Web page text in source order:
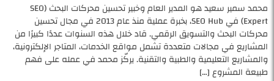
محمد سمير سعيد هو المدير العام وخبير تحسين محركات البحث (SEO
Expert) في SEO Hub، بخبرة عملية منذ عام 2013 في مجال تحسين
محركات البحث والتسويق الرقمي. قاد خلال هذه السنوات عددًا كبيرًا من
المشاريع في مجالات متعددة تشمل مواقع الخدمات، المتاجر الإلكترونية،
والمشاريع التعليمية والطبية والتقنية. يركّز محمد في عمله على فهم
طبيعة المشروع […]